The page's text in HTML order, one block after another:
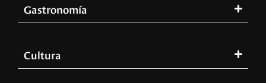
Gastronomía
Cultura